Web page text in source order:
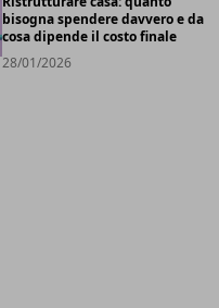
bisogna spendere davvero e da
cosa dipende il costo finale
28/01/2026